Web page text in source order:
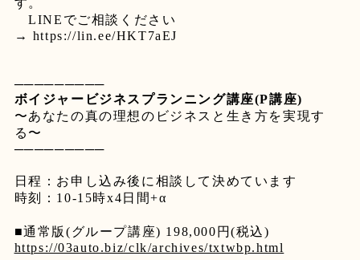
す。
LINE でご相談ください
→ https://lin.ee/HKT7aEJ
─────────
ボイジャービジネスプランニング講座(P講座)
〜あなたの真の理想のビジネスと生き方を実現す
る〜
─────────
日程：お申し込み後に相談して決めています
時刻： 10-15時x4 日間+α
■通常版 (グループ講座) 198,000 円(税込)
https://03auto.biz/clk/archives/txtwbp.html